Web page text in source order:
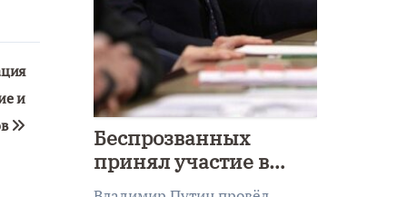
и
Беспрозванных
принял участие в
совещании Совбеза